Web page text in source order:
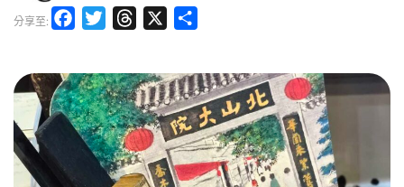
分享至: FacebookTwitterThreads